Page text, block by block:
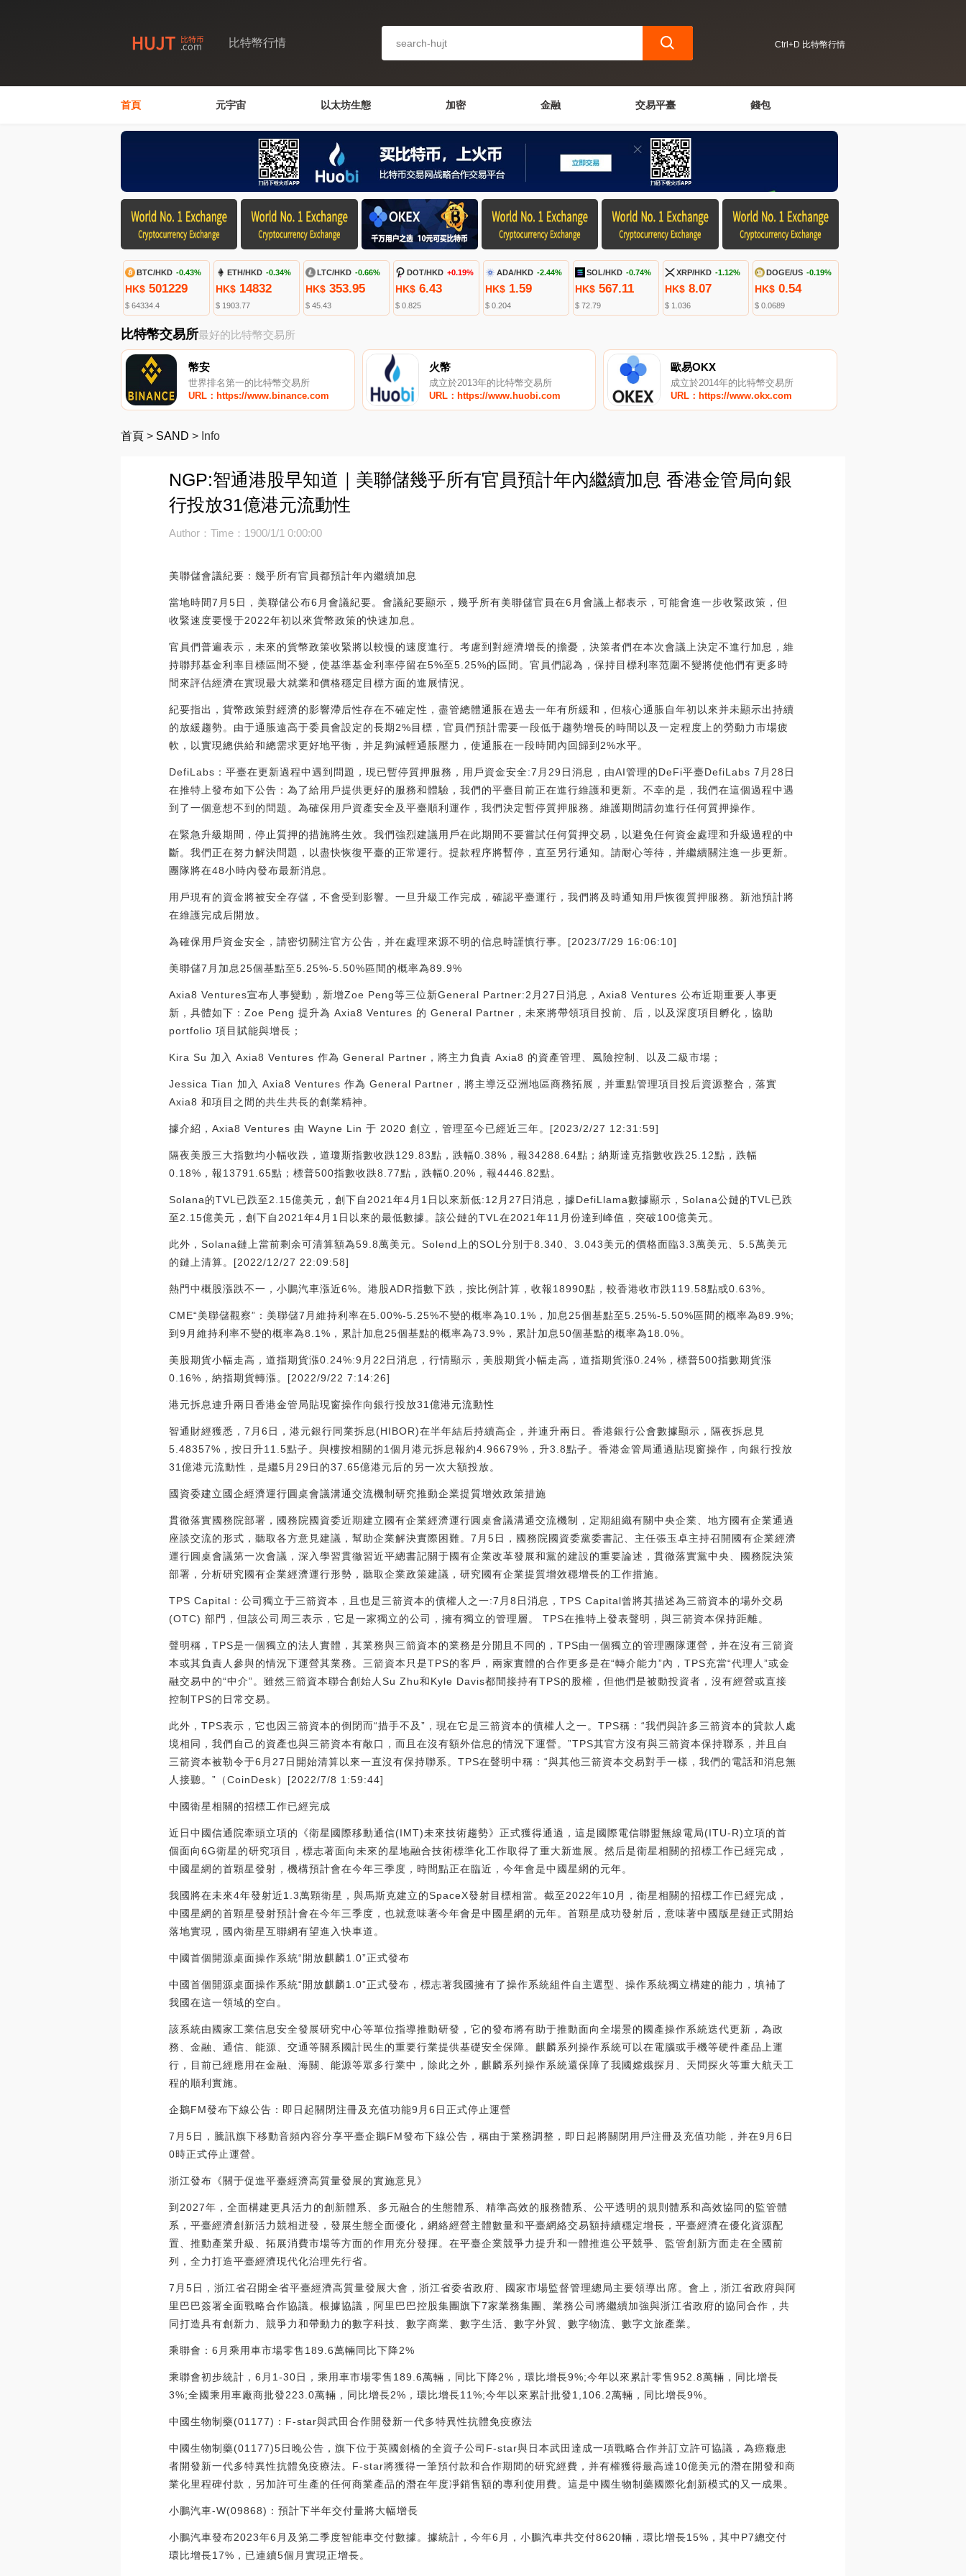
比特幣行情 Ctrl+D 比特幣行情
首頁 元宇宙 以太坊生態 加密 金融 交易平臺 錢包
BTC/HKD -0.43%
HK$ 501229
$ 64334.4
ETH/HKD -0.34%
HK$14832
$ 1903.77
LTC/HKD -0.66%
HK$353.95
$ 45.43
DOT/HKD +0.19%
HK$6.43
$ 0.825
ADA/HKD -2.44%
HK$1.59
$ 0.204
SOL/HKD -0.74%
HK$ 567.11
$ 72.79
XRP/HKD -1.12%
HK$ 8.07
$ 1.036
DOGE/US -0.19%
HK$ 0.54
$ 0.0689
比特幣交易所最好的比特幣交易所
幣安
世界排名第一的比特幣交易所
URL：https://www.binance.com
火幣
成立於2013年的比特幣交易所
URL：https://www.huobi.com
歐易OKX
成立於2014年的比特幣交易所
URL：https://www.okx.com
首頁 > SAND > Info
NGP:智通港股早知道｜美聯儲幾乎所有官員預計年內繼續加息 香港金管局向銀
行投放31億港元流動性
Author：Time：1900/1/1 0:00:00
美聯儲會議紀要：幾乎所有官員都預計年內繼續加息
當地時間7月5日，美聯儲公布6月會議紀要。會議紀要顯示，幾乎所有美聯儲官員在6月會議上都表示，可能會進一步收緊政策，但
收緊速度要慢于2022年初以來貨幣政策的快速加息。
官員們普遍表示，未來的貨幣政策收緊將以較慢的速度進行。考慮到對經濟增長的擔憂，決策者們在本次會議上決定不進行加息，維
持聯邦基金利率目標區間不變，使基準基金利率停留在5%至5.25%的區間。官員們認為，保持目標利率范圍不變將使他們有更多時
間來評估經濟在實現最大就業和價格穩定目標方面的進展情況。
紀要指出，貨幣政策對經濟的影響滯后性存在不確定性，盡管總體通脹在過去一年有所緩和，但核心通脹自年初以來并未顯示出持續
的放緩趨勢。由于通脹遠高于委員會設定的長期2%目標，官員們預計需要一段低于趨勢增長的時間以及一定程度上的勞動力市場疲
軟，以實現總供給和總需求更好地平衡，并足夠減輕通脹壓力，使通脹在一段時間內回歸到2%水平。
DefiLabs：平臺在更新過程中遇到問題，現已暫停質押服務，用戶資金安全:7月29日消息，由AI管理的DeFi平臺DefiLabs 7月28日
在推特上發布如下公告：為了給用戶提供更好的服務和體驗，我們的平臺目前正在進行維護和更新。不幸的是，我們在這個過程中遇
到了一個意想不到的問題。為確保用戶資產安全及平臺順利運作，我們決定暫停質押服務。維護期間請勿進行任何質押操作。
在緊急升級期間，停止質押的措施將生效。我們強烈建議用戶在此期間不要嘗試任何質押交易，以避免任何資金處理和升級過程的中
斷。我們正在努力解決問題，以盡快恢復平臺的正常運行。提款程序將暫停，直至另行通知。請耐心等待，并繼續關注進一步更新。
團隊將在48小時內發布最新消息。
用戶現有的資金將被安全存儲，不會受到影響。一旦升級工作完成，確認平臺運行，我們將及時通知用戶恢復質押服務。新池預計將
在維護完成后開放。
為確保用戶資金安全，請密切關注官方公告，并在處理來源不明的信息時謹慎行事。[2023/7/29 16:06:10]
美聯儲7月加息25個基點至5.25%-5.50%區間的概率為89.9%
Axia8 Ventures宣布人事變動，新增Zoe Peng等三位新General Partner:2月27日消息，Axia8 Ventures 公布近期重要人事更
新，具體如下：Zoe Peng 提升為 Axia8 Ventures 的 General Partner，未來將帶領項目投前、后，以及深度項目孵化，協助
portfolio 項目賦能與增長；
Kira Su 加入 Axia8 Ventures 作為 General Partner，將主力負責 Axia8 的資產管理、風險控制、以及二級市場；
Jessica Tian 加入 Axia8 Ventures 作為 General Partner，將主導泛亞洲地區商務拓展，并重點管理項目投后資源整合，落實
Axia8 和項目之間的共生共長的創業精神。
據介紹，Axia8 Ventures 由 Wayne Lin 于 2020 創立，管理至今已經近三年。[2023/2/27 12:31:59]
隔夜美股三大指數均小幅收跌，道瓊斯指數收跌129.83點，跌幅0.38%，報34288.64點；納斯達克指數收跌25.12點，跌幅
0.18%，報13791.65點；標普500指數收跌8.77點，跌幅0.20%，報4446.82點。
Solana的TVL已跌至2.15億美元，創下自2021年4月1日以來新低:12月27日消息，據DefiLlama數據顯示，Solana公鏈的TVL已跌
至2.15億美元，創下自2021年4月1日以來的最低數據。該公鏈的TVL在2021年11月份達到峰值，突破100億美元。
此外，Solana鏈上當前剩余可清算額為59.8萬美元。Solend上的SOL分別于8.340、3.043美元的價格面臨3.3萬美元、5.5萬美元
的鏈上清算。[2022/12/27 22:09:58]
熱門中概股漲跌不一，小鵬汽車漲近6%。港股ADR指數下跌，按比例計算，收報18990點，較香港收市跌119.58點或0.63%。
CME“美聯儲觀察”：美聯儲7月維持利率在5.00%-5.25%不變的概率為10.1%，加息25個基點至5.25%-5.50%區間的概率為89.9%;
到9月維持利率不變的概率為8.1%，累計加息25個基點的概率為73.9%，累計加息50個基點的概率為18.0%。
美股期貨小幅走高，道指期貨漲0.24%:9月22日消息，行情顯示，美股期貨小幅走高，道指期貨漲0.24%，標普500指數期貨漲
0.16%，納指期貨轉漲。[2022/9/22 7:14:26]
港元拆息連升兩日香港金管局貼現窗操作向銀行投放31億港元流動性
智通財經獲悉，7月6日，港元銀行同業拆息(HIBOR)在半年結后持續高企，并連升兩日。香港銀行公會數據顯示，隔夜拆息見
5.48357%，按日升11.5點子。與樓按相關的1個月港元拆息報約4.96679%，升3.8點子。香港金管局通過貼現窗操作，向銀行投放
31億港元流動性，是繼5月29日的37.65億港元后的另一次大額投放。
國資委建立國企經濟運行圓桌會議溝通交流機制研究推動企業提質增效政策措施
貫徹落實國務院部署，國務院國資委近期建立國有企業經濟運行圓桌會議溝通交流機制，定期組織有關中央企業、地方國有企業通過
座談交流的形式，聽取各方意見建議，幫助企業解決實際困難。7月5日，國務院國資委黨委書記、主任張玉卓主持召開國有企業經濟
運行圓桌會議第一次會議，深入學習貫徹習近平總書記關于國有企業改革發展和黨的建設的重要論述，貫徹落實黨中央、國務院決策
部署，分析研究國有企業經濟運行形勢，聽取企業政策建議，研究國有企業提質增效穩增長的工作措施。
TPS Capital：公司獨立于三箭資本，且也是三箭資本的債權人之一:7月8日消息，TPS Capital曾將其描述為三箭資本的場外交易
(OTC) 部門，但該公司周三表示，它是一家獨立的公司，擁有獨立的管理層。 TPS在推特上發表聲明，與三箭資本保持距離。
聲明稱，TPS是一個獨立的法人實體，其業務與三箭資本的業務是分開且不同的，TPS由一個獨立的管理團隊運營，并在沒有三箭資
本或其負責人參與的情況下運營其業務。三箭資本只是TPS的客戶，兩家實體的合作更多是在“轉介能力”內，TPS充當“代理人”或金
融交易中的“中介”。雖然三箭資本聯合創始人Su Zhu和Kyle Davis都間接持有TPS的股權，但他們是被動投資者，沒有經營或直接
控制TPS的日常交易。
此外，TPS表示，它也因三箭資本的倒閉而“措手不及”，現在它是三箭資本的債權人之一。TPS稱：“我們與許多三箭資本的貸款人處
境相同，我們自己的資產也與三箭資本有敞口，而且在沒有額外信息的情況下運營。”TPS其官方沒有與三箭資本保持聯系，并且自
三箭資本被勒令于6月27日開始清算以來一直沒有保持聯系。TPS在聲明中稱：“與其他三箭資本交易對手一樣，我們的電話和消息無
人接聽。”（CoinDesk）[2022/7/8 1:59:44]
中國衛星相關的招標工作已經完成
近日中國信通院牽頭立項的《衛星國際移動通信(IMT)未來技術趨勢》正式獲得通過，這是國際電信聯盟無線電局(ITU-R)立項的首
個面向6G衛星的研究項目，標志著面向未來的星地融合技術標準化工作取得了重大新進展。然后是衛星相關的招標工作已經完成，
中國星網的首顆星發射，機構預計會在今年三季度，時間點正在臨近，今年會是中國星網的元年。
我國將在未來4年發射近1.3萬顆衛星，與馬斯克建立的SpaceX發射目標相當。截至2022年10月，衛星相關的招標工作已經完成，
中國星網的首顆星發射預計會在今年三季度，也就意味著今年會是中國星網的元年。首顆星成功發射后，意味著中國版星鏈正式開始
落地實現，國內衛星互聯網有望進入快車道。
中國首個開源桌面操作系統“開放麒麟1.0”正式發布
中國首個開源桌面操作系統“開放麒麟1.0”正式發布，標志著我國擁有了操作系統組件自主選型、操作系統獨立構建的能力，填補了
我國在這一領域的空白。
該系統由國家工業信息安全發展研究中心等單位指導推動研發，它的發布將有助于推動面向全場景的國產操作系統迭代更新，為政
務、金融、通信、能源、交通等關系國計民生的重要行業提供基礎安全保障。麒麟系列操作系統可以在電腦或手機等硬件產品上運
行，目前已經應用在金融、海關、能源等眾多行業中，除此之外，麒麟系列操作系統還保障了我國嫦娥探月、天問探火等重大航天工
程的順利實施。
企鵝FM發布下線公告：即日起關閉注冊及充值功能9月6日正式停止運營
7月5日，騰訊旗下移動音頻內容分享平臺企鵝FM發布下線公告，稱由于業務調整，即日起將關閉用戶注冊及充值功能，并在9月6日
0時正式停止運營。
浙江發布《關于促進平臺經濟高質量發展的實施意見》
到2027年，全面構建更具活力的創新體系、多元融合的生態體系、精準高效的服務體系、公平透明的規則體系和高效協同的監管體
系，平臺經濟創新活力競相迸發，發展生態全面優化，網絡經營主體數量和平臺網絡交易額持續穩定增長，平臺經濟在優化資源配
置、推動產業升級、拓展消費市場等方面的作用充分發揮。在平臺企業競爭力提升和一體推進公平競爭、監管創新方面走在全國前
列，全力打造平臺經濟現代化治理先行省。
7月5日，浙江省召開全省平臺經濟高質量發展大會，浙江省委省政府、國家市場監督管理總局主要領導出席。會上，浙江省政府與阿
里巴巴簽署全面戰略合作協議。根據協議，阿里巴巴控股集團旗下7家業務集團、業務公司將繼續加強與浙江省政府的協同合作，共
同打造具有創新力、競爭力和帶動力的數字科技、數字商業、數字生活、數字外貿、數字物流、數字文旅產業。
乘聯會：6月乘用車市場零售189.6萬輛同比下降2%
乘聯會初步統計，6月1-30日，乘用車市場零售189.6萬輛，同比下降2%，環比增長9%;今年以來累計零售952.8萬輛，同比增長
3%;全國乘用車廠商批發223.0萬輛，同比增長2%，環比增長11%;今年以來累計批發1,106.2萬輛，同比增長9%。
中國生物制藥(01177)：F-star與武田合作開發新一代多特異性抗體免疫療法
中國生物制藥(01177)5日晚公告，旗下位于英國劍橋的全資子公司F-star與日本武田達成一項戰略合作并訂立許可協議，為癌癥患
者開發新一代多特異性抗體免疫療法。F-star將獲得一筆預付款和合作期間的研究經費，并有權獲得最高達10億美元的潛在開發和商
業化里程碑付款，另加許可生產的任何商業產品的潛在年度凈銷售額的專利使用費。這是中國生物制藥國際化創新模式的又一成果。
小鵬汽車-W(09868)：預計下半年交付量將大幅增長
小鵬汽車發布2023年6月及第二季度智能車交付數據。據統計，今年6月，小鵬汽車共交付8620輛，環比增長15%，其中P7總交付
環比增長17%，已連續5個月實現正增長。